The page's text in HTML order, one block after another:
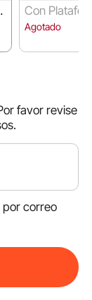
Con
etálica
Agotado
favor revise
por correo